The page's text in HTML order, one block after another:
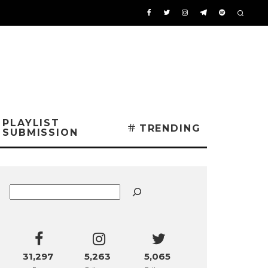
PLAYLIST
SUBMISSION
TRENDING
31,297 5,263 5,065